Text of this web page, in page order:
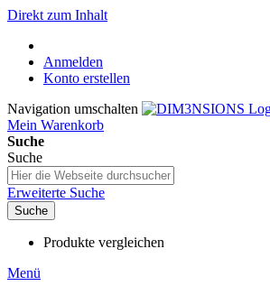
Direkt zum Inhalt
Anmelden
Konto erstellen
Navigation umschalten
Mein Warenkorb
Suche
Suche
Erweiterte Suche
Suche
Produkte vergleichen
Menü